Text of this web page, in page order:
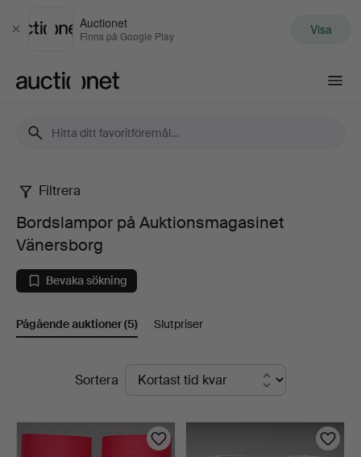
Stäng
Auctionet
Finns på Google Play Visa
Bordslampor
på
Auktionsmagasinet
Vänersborg
Filtrera
Bordslampor på Auktionsmagasinet
Vänersborg
Bevaka sökning
Pågående auktioner(5) Slutpriser
PågåendeSortera